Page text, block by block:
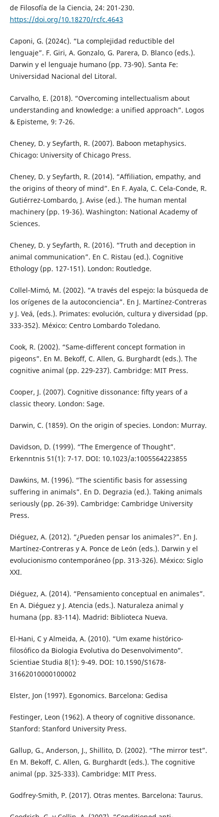
de Filosofía de la Ciencia, 24: 201-230.
https://doi.org/10.18270/rcfc.4643
Caponi, G. (2024c). “La complejidad reductible del
lenguaje”. F. Giri, A. Gonzalo, G. Parera, D. Blanco (eds.).
Darwin y el lenguaje humano (pp. 73-90). Santa Fe:
Universidad Nacional del Litoral.
Carvalho, E. (2018). “Overcoming intellectualism about
understanding and knowledge: a unified approach”. Logos
& Episteme, 9: 7-26.
Cheney, D. y Seyfarth, R. (2007). Baboon metaphysics.
Chicago: University of Chicago Press.
Cheney, D. y Seyfarth, R. (2014). “Affiliation, empathy, and
the origins of theory of mind”. En F. Ayala, C. Cela-Conde, R.
Gutiérrez-Lombardo, J. Avise (ed.). The human mental
machinery (pp. 19-36). Washington: National Academy of
Sciences.
Cheney, D. y Seyfarth, R. (2016). “Truth and deception in
animal communication”. En C. Ristau (ed.). Cognitive
Ethology (pp. 127-151). London: Routledge.
Collel-Mimó, M. (2002). “A través del espejo: la búsqueda de
los orígenes de la autoconciencia”. En J. Martínez-Contreras
y J. Veá, (eds.). Primates: evolución, cultura y diversidad (pp.
333-352). México: Centro Lombardo Toledano.
Cook, R. (2002). “Same-different concept formation in
pigeons”. En M. Bekoff, C. Allen, G. Burghardt (eds.). The
cognitive animal (pp. 229-237). Cambridge: MIT Press.
Cooper, J. (2007). Cognitive dissonance: fifty years of a
classic theory. London: Sage.
Darwin, C. (1859). On the origin of species. London: Murray.
Davidson, D. (1999). “The Emergence of Thought”.
Erkenntnis 51(1): 7-17. DOI: 10.1023/a:1005564223855
Dawkins, M. (1996). “The scientific basis for assessing
suffering in animals”. En D. Degrazia (ed.). Taking animals
seriously (pp. 26-39). Cambridge: Cambridge University
Press.
Diéguez, A. (2012). “¿Pueden pensar los animales?”. En J.
Martínez-Contreras y A. Ponce de León (eds.). Darwin y el
evolucionismo contemporáneo (pp. 313-326). México: Siglo
XXI.
Diéguez, A. (2014). “Pensamiento conceptual en animales”.
En A. Diéguez y J. Atencia (eds.). Naturaleza animal y
humana (pp. 83-114). Madrid: Biblioteca Nueva.
El-Hani, C y Almeida, A. (2010). “Um exame histórico-
filosófico da Biologia Evolutiva do Desenvolvimento”.
Scientiae Studia 8(1): 9-49. DOI: 10.1590/S1678-
31662010000100002
Elster, Jon (1997). Egonomics. Barcelona: Gedisa
Festinger, Leon (1962). A theory of cognitive dissonance.
Stanford: Stanford University Press.
Gallup, G., Anderson, J., Shillito, D. (2002). “The mirror test”.
En M. Bekoff, C. Allen, G. Burghardt (eds.). The cognitive
animal (pp. 325-333). Cambridge: MIT Press.
Godfrey-Smith, P. (2017). Otras mentes. Barcelona: Taurus.